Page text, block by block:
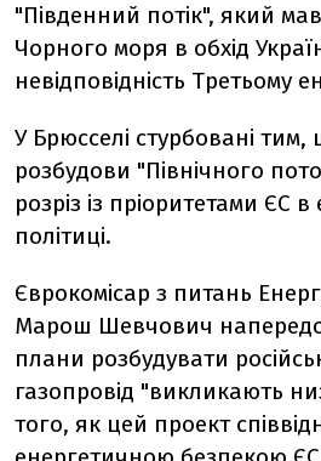
"Південний потік", який
Чорного моря в обхід
невідповідність Третьому
У Брюсселі стурбовані
розбудови "Північного
розріз із пріоритетами ЄС
політиці.
Єврокомісар з питань
Марош Шевчович
плани розбудувати
газопровід "викликають
того, як цей проект